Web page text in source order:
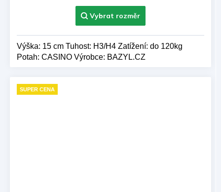
Výška: 15 cm Tuhost: H3/H4 Zatížení: do 120kg
Potah: CASINO Výrobce: BAZYL.CZ
SUPER CENA